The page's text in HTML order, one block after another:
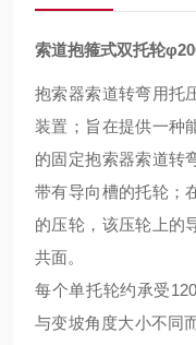
索道抱箍式双托轮
抱索器索道转弯用托
装置；旨在提供一种
的固定抱索器索道转
带有导向槽的托轮；
的压轮，该压轮上的
共面。
每个单托轮约承受
与变坡角度大小不同